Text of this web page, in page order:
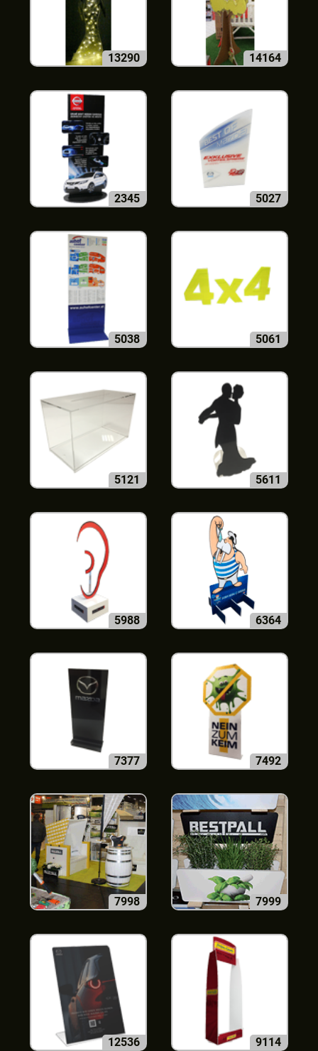
13290 14164
2345 5027
5038 5061
5121 5611
5988 6364
7377 7492
7998 7999
12536 9114